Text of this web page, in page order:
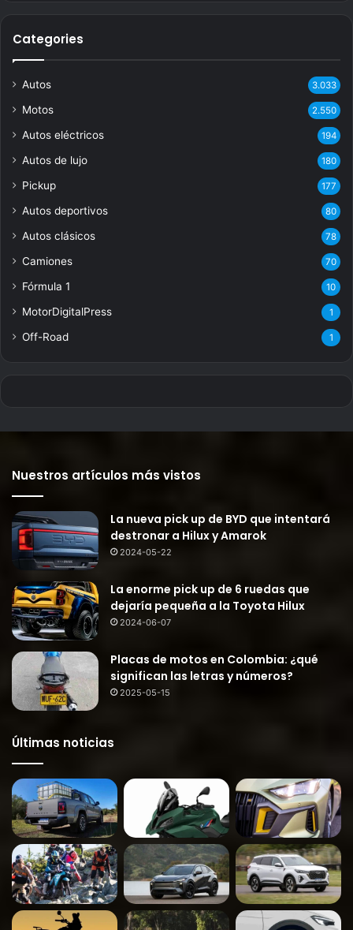
Categories
Autos 3.033
Motos 2.550
Autos eléctricos 194
Autos de lujo 180
Pickup 177
Autos deportivos 80
Autos clásicos 78
Camiones 70
Fórmula 1 10
MotorDigitalPress 1
Off-Road 1
Nuestros artículos más vistos
La nueva pick up de BYD que intentará
destronar a Hilux y Amarok
2024-05-22
La enorme pick up de 6 ruedas que
dejaría pequeña a la Toyota Hilux
2024-06-07
Placas de motos en Colombia: ¿qué
significan las letras y números?
2025-05-15
Últimas noticias